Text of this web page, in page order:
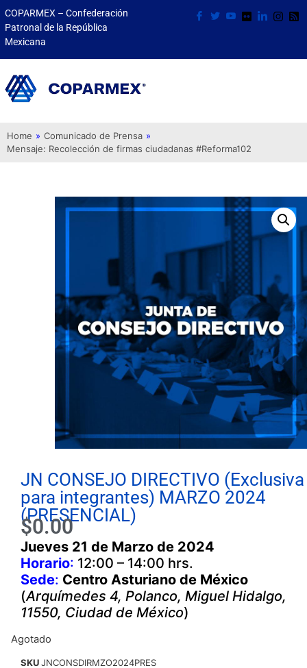
COPARMEX – Confederación
Patronal de la República
Mexicana
Home » Comunicado de Prensa »
Mensaje: Recolección de firmas ciudadanas #Reforma102
JN CONSEJO DIRECTIVO (Exclusiva
para integrantes) MARZO 2024
(PRESENCIAL)
$0.00
Jueves 21 de Marzo de 2024
Horario: 12:00 – 14:00 hrs.
Sede: Centro Asturiano de México
(Arquímedes 4, Polanco, Miguel Hidalgo,
11550, Ciudad de México)
Agotado
SKUJNCONSDIRMZO2024PRES